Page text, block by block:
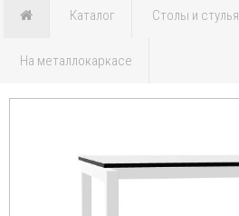
Каталог Столы и стулья
На металлокаркасе